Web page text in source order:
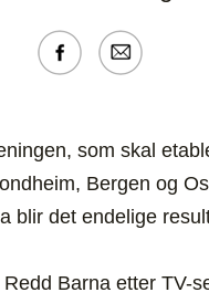
som skal
Bergen og
blir det endelige
Barna etter TV-